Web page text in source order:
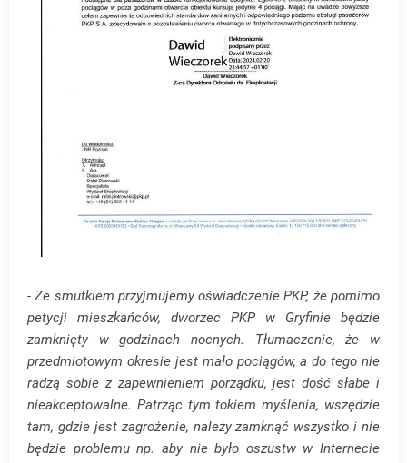
- Ze smutkiem przyjmujemy oświadczenie PKP, że pomimo
petycji mieszkańców, dworzec PKP w Gryfinie będzie
zamknięty w godzinach nocnych. Tłumaczenie, że w
przedmiotowym okresie jest mało pociągów, a do tego nie
radzą sobie z zapewnieniem porządku, jest dość słabe i
nieakceptowalne. Patrząc tym tokiem myślenia, wszędzie
tam, gdzie jest zagrożenie, należy zamknąć wszystko i nie
będzie problemu np. aby nie było oszustw w Internecie